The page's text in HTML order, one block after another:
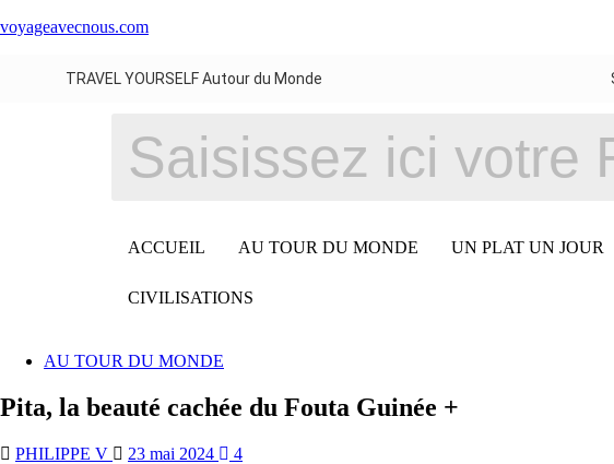
voyageavecnous.com
TRAVEL YOURSELF Autour du Monde
ACCUEIL AU TOUR DU MONDE UN PLAT UN JOUR
CIVILISATIONS
AU TOUR DU MONDE
Pita, la beauté cachée du Fouta Guinée +
PHILIPPE V 23 mai 2024 4